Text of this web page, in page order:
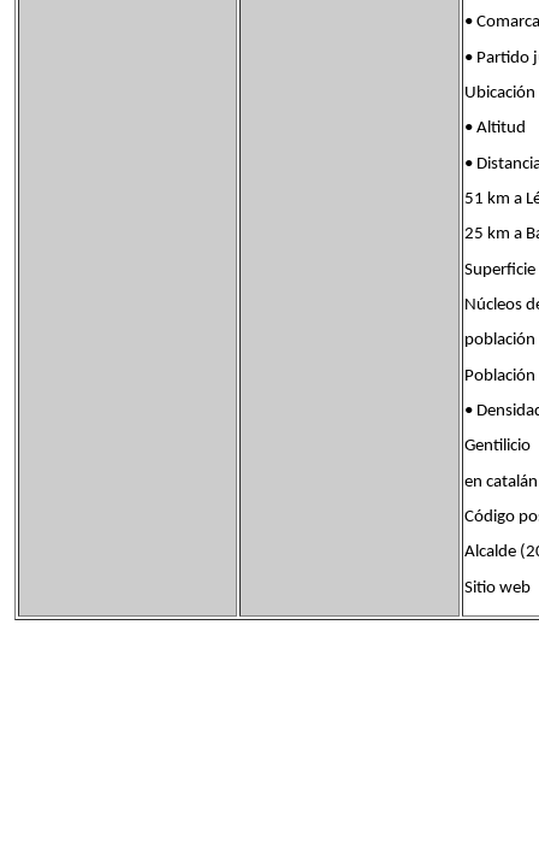
•
•
•
•
51 km a
25 km a
Núcleos
•
en
Código
Alcalde
Sitio